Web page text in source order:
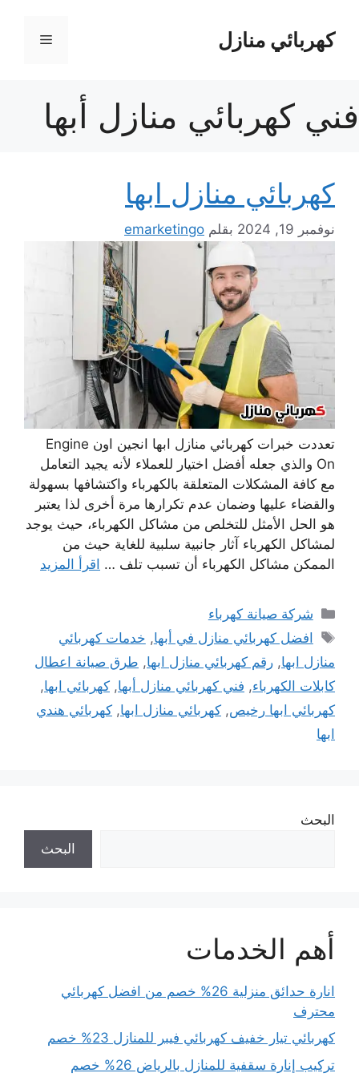
المحتوىكهربائي منازل القائمة
فني كهربائي منازل أبها
كهربائي منازل ابها
نوفمبر 19, 2024 بقلم emarketingo
تعددت خبرات كهربائي منازل ابها انجين اون Engine
On والذي جعله أفضل اختيار للعملاء لأنه يجيد التعامل
مع كافة المشكلات المتعلقة بالكهرباء واكتشافها بسهولة
والقضاء عليها وضمان عدم تكرارها مرة أخرى لذا يعتبر
هو الحل الأمثل للتخلص من مشاكل الكهرباء، حيث يوجد
لمشاكل الكهرباء آثار جانبية سلبية للغاية حيث من
الممكن مشاكل الكهرباء أن تسبب تلف … اقرأ المزيد
التصنيفات
شركة صيانة كهرباء
الوسوم
افضل كهربائي منازل في أبها, خدمات كهربائي
منازل ابها, رقم كهربائي منازل ابها, طرق صيانة اعطال
كابلات الكهرباء, فني كهربائي منازل أبها, كهربائي ابها,
كهربائي ابها رخيص, كهربائي منازل ابها, كهربائي هندي
ابها
البحث
البحث
أهم الخدمات
انارة حدائق منزلية 26% خصم من افضل كهربائي
محترف
كهربائي تيار خفيف كهربائي فيبر للمنازل 23% خصم
تركيب إنارة سقفية للمنازل بالرياض 26% خصم